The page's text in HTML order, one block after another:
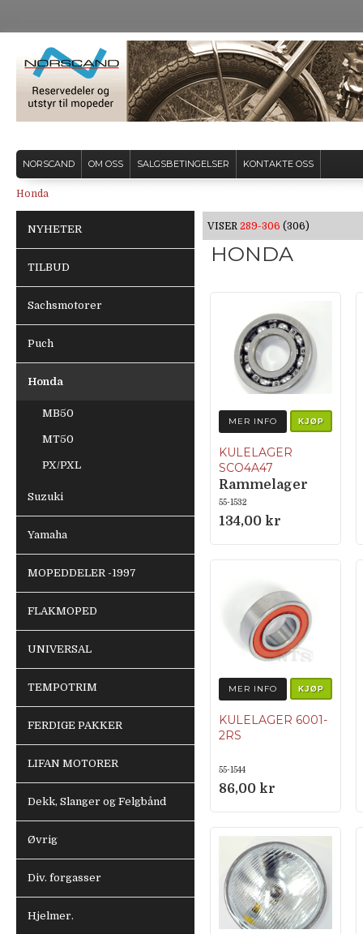
NORSCAND OM OSS SALGSBETINGELSER KONTAKTE OSS
Honda
NYHETER
TILBUD
Sachsmotorer
Puch
Honda
MB50
MT50
PX/PXL
Suzuki
Yamaha
MOPEDDELER -1997
FLAKMOPED
UNIVERSAL
TEMPOTRIM
FERDIGE PAKKER
LIFAN MOTORER
Dekk, Slanger og Felgbånd
Øvrig
Div. forgasser
Hjelmer.
VISER 289-306 (306)
HONDA
MER INFO KJØP
KULELAGER
SCO4A47
Rammelager
55-1532
134,00 kr
MER INFO KJØP
KULELAGER 6001-
2RS
55-1544
86,00 kr